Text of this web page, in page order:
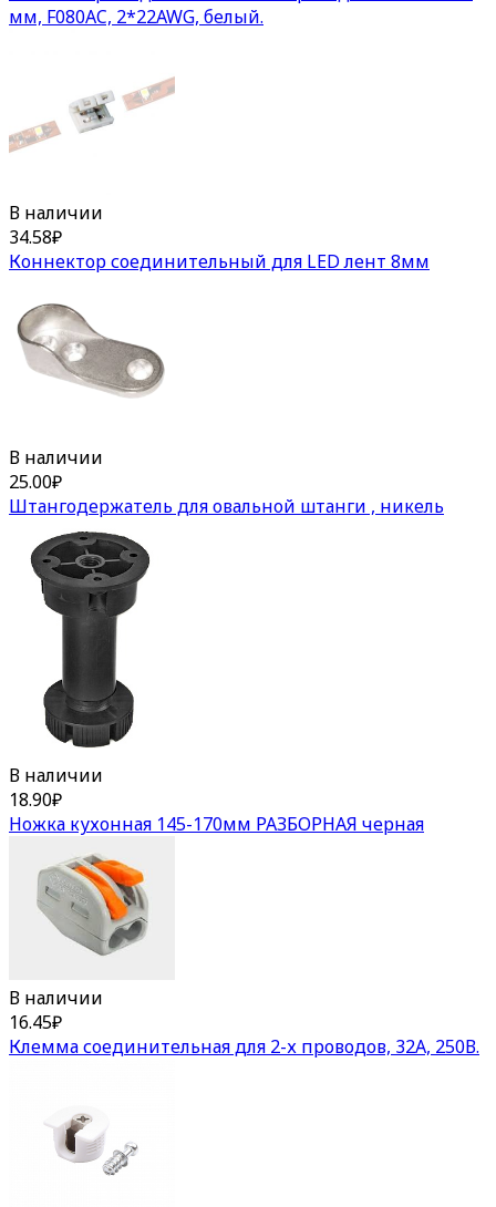
мм, F080AC, 2*22AWG, белый.
В наличии
34.58₽
Коннектор соединительный для LED лент 8мм
В наличии
25.00₽
Штангодержатель для овальной штанги , никель
В наличии
18.90₽
Ножка кухонная 145-170мм РАЗБОРНАЯ черная
В наличии
16.45₽
Клемма соединительная для 2-х проводов, 32А, 250В.